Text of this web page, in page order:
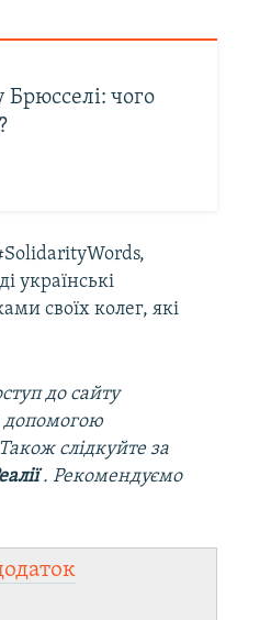
чого
українські
своїх колег, які
до сайту
допомогою
слідкуйте за
. Рекомендуємо